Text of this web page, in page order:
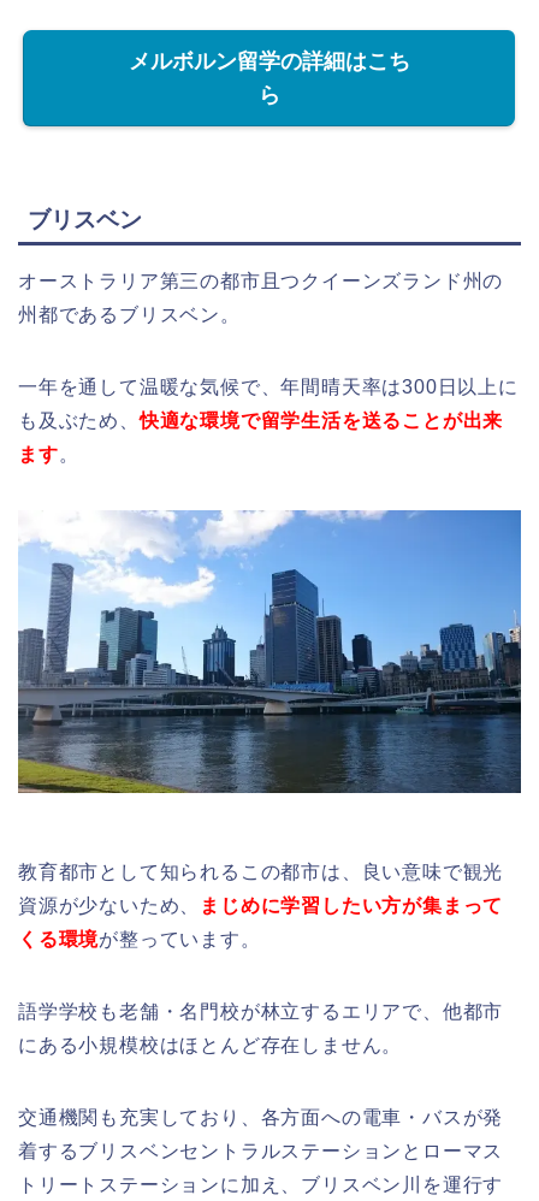
メルボルン留学の詳細はこち
ら
ブリスベン
オーストラリア第三の都市且つクイーンズランド州の
州都であるブリスベン。
一年を通して温暖な気候で、年間晴天率は300日以上に
も及ぶため、快適な環境で留学生活を送ることが出来
ます。
教育都市として知られるこの都市は、良い意味で観光
資源が少ないため、
まじめに学習したい方が集まって
くる環境が整っています。
語学学校も老舗・名門校が林立するエリアで、他都市
にある小規模校はほとんど存在しません。
交通機関も充実しており、各方面への電車・バスが発
着するブリスベンセントラルステーションとローマス
トリートステーションに加え、ブリスベン川を運行す